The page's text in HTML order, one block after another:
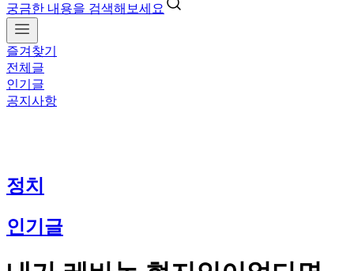
궁금한 내용을 검색해보세요
즐겨찾기
전체글
인기글
공지사항
정치
인기글